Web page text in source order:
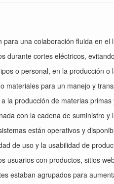
una colaboración fluida en el
durante cortes eléctricos,
o personal, en la producción o
para un manejo y
la producción de materias primas
con la cadena de suministro y
están operativos y
de uso y la usabilidad de
usuarios con productos, sitios
estaban agrupados para